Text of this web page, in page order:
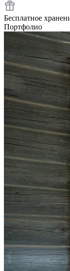
Бесплатное
Портфолио